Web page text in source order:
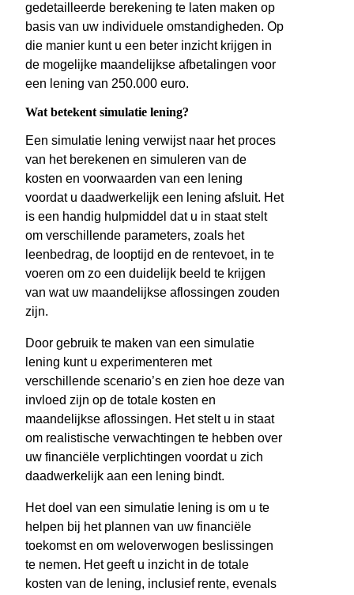
gedetailleerde berekening te laten maken op
basis van uw individuele omstandigheden. Op
die manier kunt u een beter inzicht krijgen in
de mogelijke maandelijkse afbetalingen voor
een lening van 250.000 euro.
Wat betekent simulatie lening?
Een simulatie lening verwijst naar het proces
van het berekenen en simuleren van de
kosten en voorwaarden van een lening
voordat u daadwerkelijk een lening afsluit. Het
is een handig hulpmiddel dat u in staat stelt
om verschillende parameters, zoals het
leenbedrag, de looptijd en de rentevoet, in te
voeren om zo een duidelijk beeld te krijgen
van wat uw maandelijkse aflossingen zouden
zijn.
Door gebruik te maken van een simulatie
lening kunt u experimenteren met
verschillende scenario’s en zien hoe deze van
invloed zijn op de totale kosten en
maandelijkse aflossingen. Het stelt u in staat
om realistische verwachtingen te hebben over
uw financiële verplichtingen voordat u zich
daadwerkelijk aan een lening bindt.
Het doel van een simulatie lening is om u te
helpen bij het plannen van uw financiële
toekomst en om weloverwogen beslissingen
te nemen. Het geeft u inzicht in de totale
kosten van de lening, inclusief rente, evenals